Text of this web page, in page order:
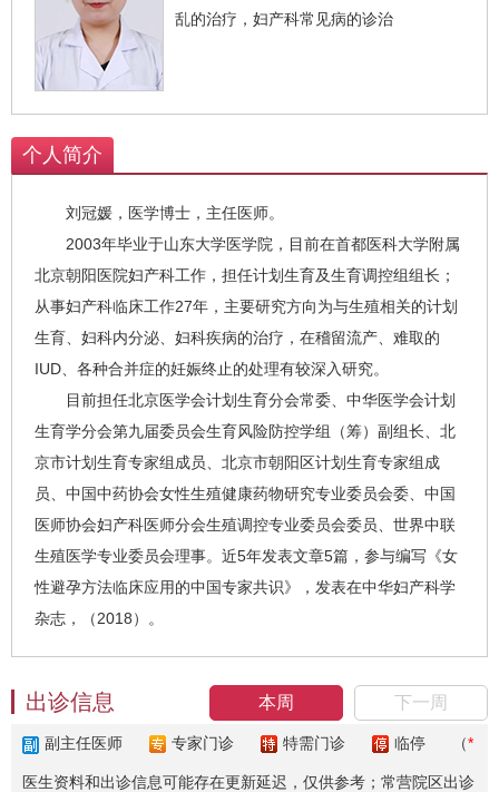
乱的治疗，妇产科常见病的诊治
个人简介
刘冠媛，医学博士，主任医师。
2003年毕业于山东大学医学院，目前在首都医科大学附属
北京朝阳医院妇产科工作，担任计划生育及生育调控组组长；
从事妇产科临床工作27年，主要研究方向为与生殖相关的计划
生育、妇科内分泌、妇科疾病的治疗，在稽留流产、难取的
IUD、各种合并症的妊娠终止的处理有较深入研究。
目前担任北京医学会计划生育分会常委、中华医学会计划
生育学分会第九届委员会生育风险防控学组（筹）副组长、北
京市计划生育专家组成员、北京市朝阳区计划生育专家组成
员、中国中药协会女性生殖健康药物研究专业委员会委、中国
医师协会妇产科医师分会生殖调控专业委员会委员、世界中联
生殖医学专业委员会理事。近5年发表文章5篇，参与编写《女
性避孕方法临床应用的中国专家共识》，发表在中华妇产科学
杂志，（2018）。
本周 下一周
出诊信息
副主任医师 专家门诊 特需门诊 临停 （*
医生资料和出诊信息可能存在更新延迟，仅供参考；常营院区出诊